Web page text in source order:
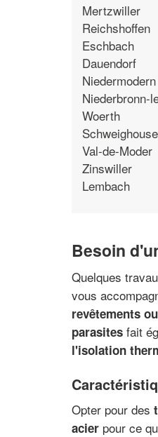
Mertzwiller
Reichshoffen
Eschbach
Dauendorf
Niedermodern
Niederbronn-
Woerth
Val-de-Moder
Zinswiller
Lembach
Besoin
Quelques
vous
revêtements
parasites fait
l'isolation
Opter pour des
acier pour ce